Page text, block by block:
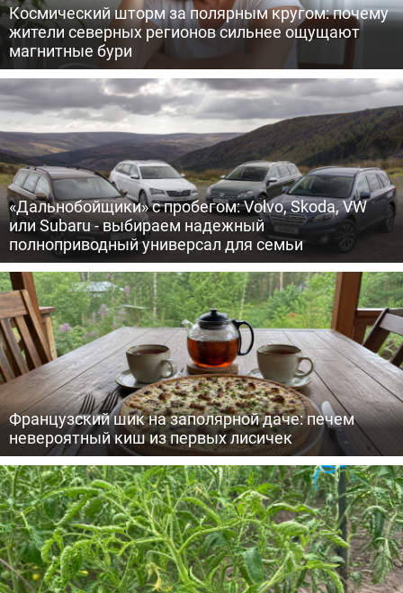
Космический шторм за полярным кругом: почему
жители северных регионов сильнее ощущают
магнитные бури
«Дальнобойщики» с пробегом: Volvo, Skoda, VW
или Subaru - выбираем надежный
полноприводный универсал для семьи
Французский шик на заполярной даче: печем
невероятный киш из первых лисичек